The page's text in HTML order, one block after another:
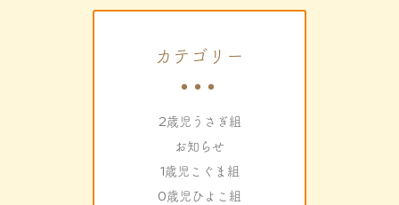
カテゴリー
2歳児うさぎ組
お知らせ
1歳児こぐま組
0歳児ひよこ組